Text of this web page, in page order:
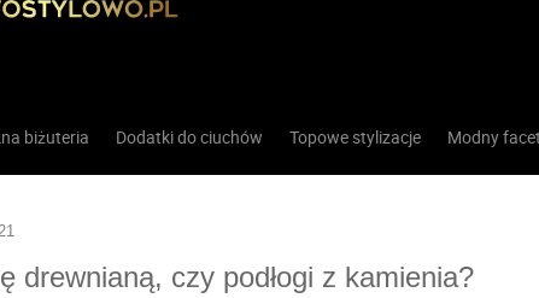
biżuteria Dodatki do ciuchów Topowe stylizacje Modny facet
drewnianą, czy podłogi z kamienia?